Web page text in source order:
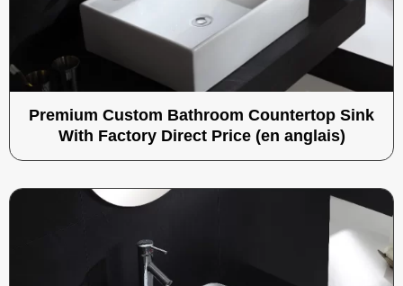
Premium Custom Bathroom Countertop Sink
With Factory Direct Price (en anglais)